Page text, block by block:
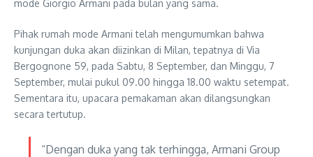
mode Giorgio Armani pada bulan yang sama.
Pihak rumah mode Armani telah mengumumkan bahwa
kunjungan duka akan diizinkan di Milan, tepatnya di Via
Bergognone 59, pada Sabtu, 8 September, dan Minggu, 7
September, mulai pukul 09.00 hingga 18.00 waktu setempat.
Sementara itu, upacara pemakaman akan dilangsungkan
secara tertutup.
“Dengan duka yang tak terhingga, Armani Group